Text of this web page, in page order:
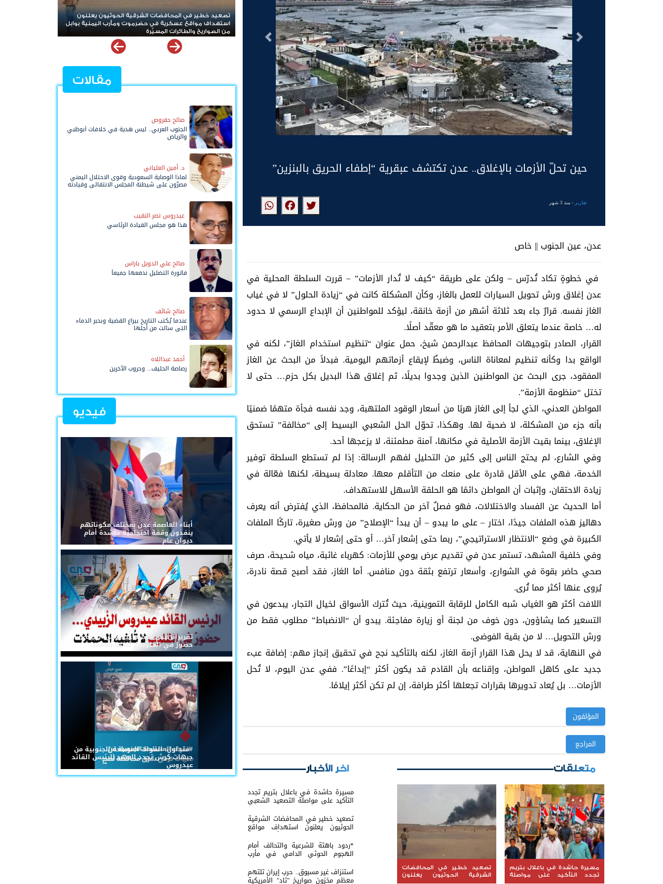
التالى السابق
حين تحلّ الأزمات بالإغلاق.. عدن تكتشف عبقرية “إطفاء الحريق بالبنزين”
تقارير - منذ 3 شهر
عدن، عين الجنوب || خاص
في خطوةٍ تكاد تُدرّس – ولكن على طريقة “كيف لا تُدار الأزمات” – قررت السلطة المحلية في
عدن إغلاق ورش تحويل السيارات للعمل بالغاز، وكأن المشكلة كانت في “زيادة الحلول” لا في غياب
الغاز نفسه. قرارٌ جاء بعد ثلاثة أشهر من أزمة خانقة، ليؤكد للمواطنين أن الإبداع الرسمي لا حدود
له… خاصة عندما يتعلق الأمر بتعقيد ما هو معقّد أصلًا.
القرار، الصادر بتوجيهات المحافظ عبدالرحمن شيخ، حمل عنوان “تنظيم استخدام الغاز”، لكنه في
الواقع بدا وكأنه تنظيم لمعاناة الناس، وضبطٌ لإيقاع أزماتهم اليومية. فبدلاً من البحث عن الغاز
المفقود، جرى البحث عن المواطنين الذين وجدوا بديلًا، ثم إغلاق هذا البديل بكل حزم… حتى لا
تختل “منظومة الأزمة”.
المواطن العدني، الذي لجأ إلى الغاز هربًا من أسعار الوقود الملتهبة، وجد نفسه فجأة متهمًا ضمنيًا
بأنه جزء من المشكلة، لا ضحية لها. وهكذا، تحوّل الحل الشعبي البسيط إلى “مخالفة” تستحق
الإغلاق، بينما بقيت الأزمة الأصلية في مكانها، آمنة مطمئنة، لا يزعجها أحد.
وفي الشارع، لم يحتج الناس إلى كثير من التحليل لفهم الرسالة: إذا لم تستطع السلطة توفير
الخدمة، فهي على الأقل قادرة على منعك من التأقلم معها. معادلة بسيطة، لكنها فعّالة في
زيادة الاحتقان، وإثبات أن المواطن دائمًا هو الحلقة الأسهل للاستهداف.
أما الحديث عن الفساد والاختلالات، فهو فصلٌ آخر من الحكاية. فالمحافظ، الذي يُفترض أنه يعرف
دهاليز هذه الملفات جيدًا، اختار – على ما يبدو – أن يبدأ “الإصلاح” من ورش صغيرة، تاركًا الملفات
الكبيرة في وضع “الانتظار الاستراتيجي”، ربما حتى إشعار آخر… أو حتى إشعار لا يأتي.
وفي خلفية المشهد، تستمر عدن في تقديم عرض يومي للأزمات: كهرباء غائبة، مياه شحيحة، صرف
صحي حاضر بقوة في الشوارع، وأسعار ترتفع بثقة دون منافس. أما الغاز، فقد أصبح قصة نادرة،
يُروى عنها أكثر مما تُرى.
اللافت أكثر هو الغياب شبه الكامل للرقابة التموينية، حيث تُترك الأسواق لخيال التجار، يبدعون في
التسعير كما يشاؤون، دون خوف من لجنة أو زيارة مفاجئة. يبدو أن “الانضباط” مطلوب فقط من
ورش التحويل… لا من بقية الفوضى.
في النهاية، قد لا يحل هذا القرار أزمة الغاز، لكنه بالتأكيد نجح في تحقيق إنجاز مهم: إضافة عبء
جديد على كاهل المواطن، وإقناعه بأن القادم قد يكون أكثر “إبداعًا”. ففي عدن اليوم، لا تُحل
الأزمات… بل يُعاد تدويرها بقرارات تجعلها أكثر طرافة، إن لم تكن أكثر إيلامًا.
المؤلفون
المراجع
متعلقات
مسيرة حاشدة في باعلال بتريم
تجدد التأكيد على مواصلة
التصعيد الشعبي السلمي
تصعيد خطير في المحافضات
الشرقية الحوثيون يعلنون
استهداف مواقع عسكرية في
اخر الأخبار
مسيرة حاشدة في باعلال بتريم تجدد
التأكيد على مواصلة التصعيد الشعبي
تصعيد خطير في المحافضات الشرقية
الحوثيون يعلنون استهداف مواقع
عسكرية في حضرموت ومأرب اليمنية
بوابل من الصواريخ والطائرات المسيّرة
*ردود باهتة للشرعية والتحالف أمام
الهجوم الحوثي الدامي في مأرب
وحضرموت*
استنزاف غير مسبوق.. حرب إيران تلتهم
معظم مخزون صواريخ "ثاد" الأمريكية
تصعيد خطير في المحافضات الشرقية الحوثيون يعلنون
استهداف مواقع عسكرية في حضرموت ومأرب اليمنية بوابل
من الصواريخ والطائرات المسيّرة
استنزاف غير مسبوق.. حرب إيران تلتهم معظم مخزون
صواريخ "ثاد" الأمريكية وتدق ناقوس الخطر داخل
مقالات
صالح حقروص
الجنوب العربي.. ليس هدية في خلافات أبوظبي
والرياض
د. أمين العلياني
لماذا الوصاية السعودية وقوى الاحتلال اليمني
مصرّون على شيطنة المجلس الانتقالي وقيادته
عيدروس نصر النقيب
هذا هو مجلس القيادة الرئاسي
صالح علي الدويل باراس
فاتورة التضليل ندفعها جميعاً
صالح شائف
عندما يُكتب التاريخ بيراع القضية وبحبر الدماء
التي سالت من أجلها
أحمد عبداللاه
رصاصة الحليف... وحروب الآخرين
فيديو
أبناء العاصمة عدن بمختلف مكوناتهم
ينفذون وقفة احتجاجية حاشدة أمام
ديوان عام
تقريرالرئيس القائد عيدروس الزُبيدي...
حضورٌ في القلوب لا تُلغيه الحملات
#متداول: القوات المسلحة الجنوبية من
جبهات كرش تجدد العهد للرئيس القائد
عيدروس